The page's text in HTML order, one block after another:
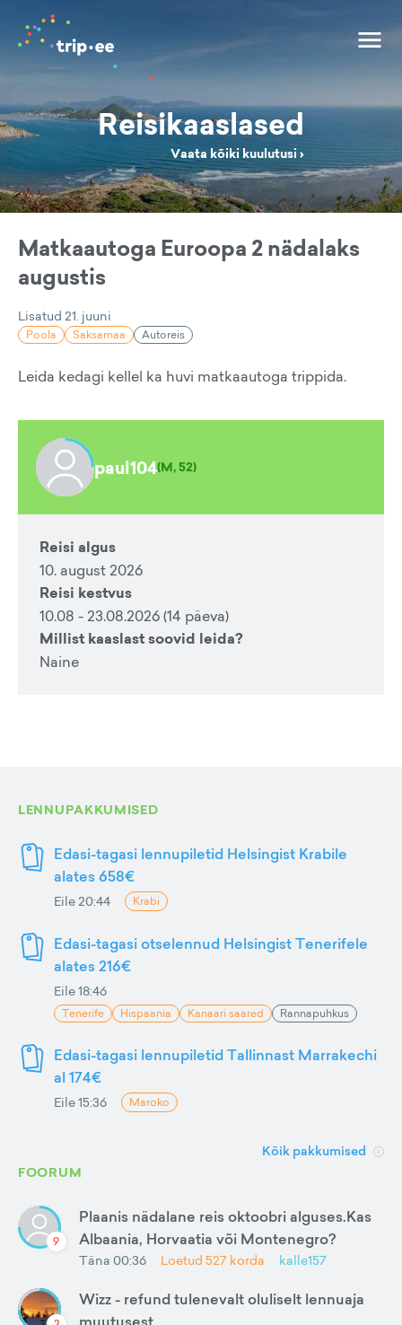
Reisikaaslased
Vaata kõiki kuulutusi ›
Matkaautoga Euroopa 2 nädalaks
augustis
Lisatud 21. juuni
Poola Saksamaa Autoreis
Leida kedagi kellel ka huvi matkaautoga trippida.
paul104(M, 52)
Reisi algus
10. august 2026
Reisi kestvus
10.08 - 23.08.2026 (14 päeva)
Millist kaaslast soovid leida?
Naine
LENNUPAKKUMISED
Edasi-tagasi lennupiletid Helsingist Krabile
alates 658€
Eile 20:44 Krabi
Edasi-tagasi otselennud Helsingist Tenerifele
alates 216€
Eile 18:46
Tenerife Hispaania Kanaari saared Rannapuhkus
Edasi-tagasi lennupiletid Tallinnast Marrakechi
al 174€
Eile 15:36 Maroko
Kõik pakkumised
FOORUM
9
Plaanis nädalane reis oktoobri alguses.Kas
Albaania, Horvaatia või Montenegro?
Täna 00:36 Loetud 527 korda kalle157
Wizz - refund tulenevalt oluliselt lennuaja